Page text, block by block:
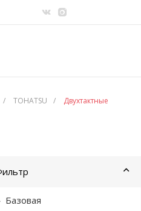
/ TOHATSU / Двухтактные
Базовая